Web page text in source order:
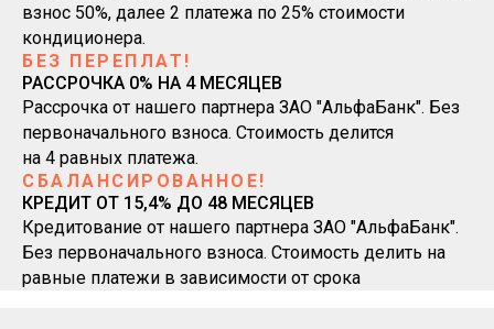
взнос 50%, далее 2 платежа по 25% стоимости
кондиционера.
БЕЗ ПЕРЕПЛАТ!
РАССРОЧКА 0% НА 4 МЕСЯЦЕВ
Рассрочка от нашего партнера ЗАО "АльфаБанк". Без
первоначального взноса. Стоимость делится
на 4 равных платежа.
СБАЛАНСИРОВАННОЕ!
КРЕДИТ ОТ 15,4% ДО 48 МЕСЯЦЕВ
Кредитование от нашего партнера ЗАО "АльфаБанк".
Без первоначального взноса. Стоимость делить на
равные платежи в зависимости от срока